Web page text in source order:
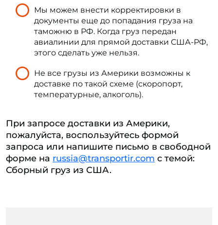
Мы можем внести корректировки в
документы еще до попадания груза на
таможню в РФ. Когда груз передан
авиалинии для прямой доставки США-РФ,
этого сделать уже нельзя.
Не все грузы из Америки возможны к
доставке по такой схеме (скоропорт,
температурные, алкоголь).
При запросе доставки из Америки,
пожалуйста, воспользуйтесь формой
запроса или напишите письмо в свободной
форме на russia@transportir.com с темой:
Сборный груз из США.